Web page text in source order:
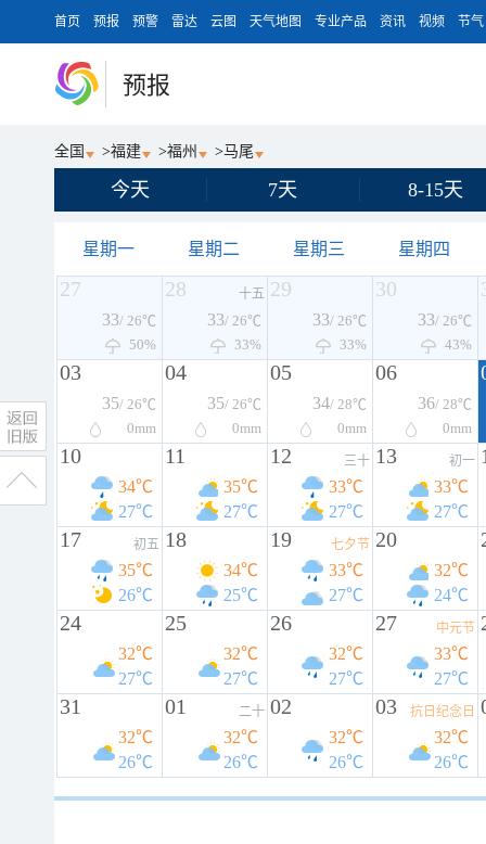
首页 预报 预警 雷达 云图 天气地图 专业产品 资讯 视频 节气
预报
全国 >福建 >福州 >马尾
今天 7天 8-15天
星期一 星期二 星期三 星期四
27
33/ 26℃
50%
28 十五
33/ 26℃
33%
29
33/ 26℃
33%
30
33/ 26℃
43%
03
35/ 26℃
0mm
04
35/ 26℃
0mm
05
34/ 28℃
0mm
06
36/ 28℃
0mm
10
34℃
27℃
11
35℃
27℃
12 三十
33℃
27℃
13 初一
33℃
27℃
17 初五
35℃
26℃
18
34℃
25℃
19 七夕节
33℃
27℃
20
32℃
24℃
24
32℃
27℃
25
32℃
27℃
26
32℃
27℃
27 中元节
33℃
27℃
31
32℃
26℃
01 二十
32℃
26℃
02
32℃
26℃
03 抗日纪念日
32℃
26℃